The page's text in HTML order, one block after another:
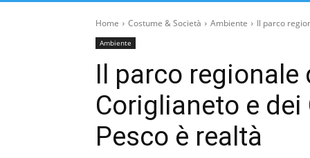
Home Costume & Società Ambiente Il parco
Ambiente
Il parco regionale
Coriglianeto e
Pesco è realtà